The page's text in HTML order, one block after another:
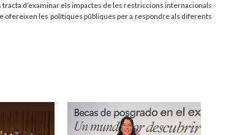
d’examinar els impactes de les restriccions internacionals
ofereixen les polítiques públiques per a respondre als diferents